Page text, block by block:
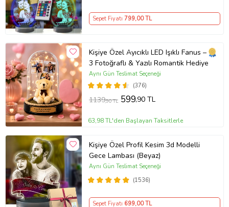
Sepet Fiyatı 799,00 TL
Kişiye Özel Ayıcıklı LED Işıklı Fanus –
3 Fotoğraflı & Yazılı Romantik Hediye
(376)
Aynı Gün Teslimat Seçeneği
1139,90 TL 599,90 TL
63,98 TL'den Başlayan Taksitlerle
Kişiye Özel Profil Kesim 3d Modelli
Gece Lambası (Beyaz)
(1536)
Aynı Gün Teslimat Seçeneği
Sepet Fiyatı 699,00 TL